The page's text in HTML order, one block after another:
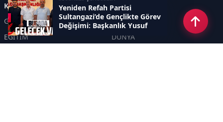
Yeniden Refah Partisi
Sultangazi’de Gençlikte Görev
Değişimi: Başkanlık Yusuf
Aybak’a Emanet
Kategoriler
GÜNDEM
EKONOMİ
EĞİTİM
DÜNYA